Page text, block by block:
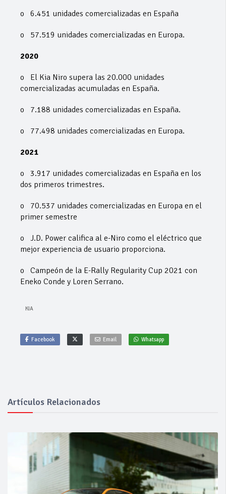
o 6.451 unidades comercializadas en España
o 57.519 unidades comercializadas en Europa.
2020
o El Kia Niro supera las 20.000 unidades
comercializadas acumuladas en España.
o 7.188 unidades comercializadas en España.
o 77.498 unidades comercializadas en Europa.
2021
o 3.917 unidades comercializadas en España en los
dos primeros trimestres.
o 70.537 unidades comercializadas en Europa en el
primer semestre
o J.D. Power califica al e-Niro como el eléctrico que
mejor experiencia de usuario proporciona.
o Campeón de la E-Rally Regularity Cup 2021 con
Eneko Conde y Loren Serrano.
KIA
Facebook Email Whatsapp
Artículos Relacionados